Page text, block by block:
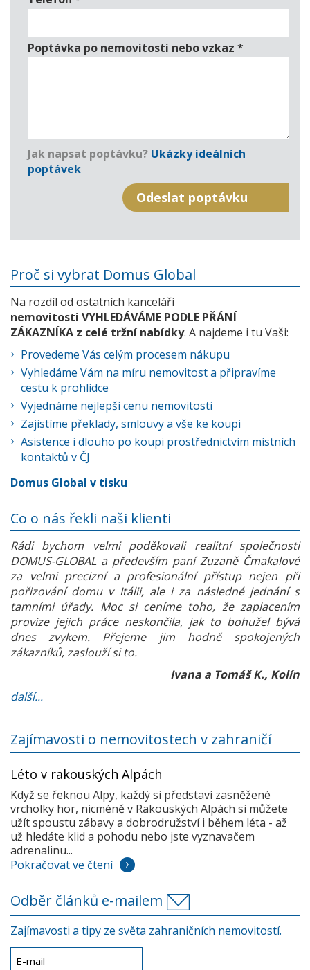
Poptávka po nemovitosti nebo vzkaz *
Jak napsat poptávku? Ukázky ideálních
poptávek
Proč si vybrat Domus Global
Na rozdíl od ostatních kanceláří
nemovitosti VYHLEDÁVÁME PODLE PŘÁNÍ
ZÁKAZNÍKA z celé tržní nabídky. A najdeme i tu Vaši:
Provedeme Vás celým procesem nákupu
Vyhledáme Vám na míru nemovitost a připravíme
cestu k prohlídce
Vyjednáme nejlepší cenu nemovitosti
Zajistíme překlady, smlouvy a vše ke koupi
Asistence i dlouho po koupi prostřednictvím místních
kontaktů v ČJ
Domus Global v tisku
Co o nás řekli naši klienti
Rádi bychom velmi poděkovali realitní společnosti
DOMUS-GLOBAL a především paní Zuzaně Čmakalové
za velmi precizní a profesionální přístup nejen při
pořizování domu v Itálii, ale i za následné jednání s
tamními úřady. Moc si ceníme toho, že zaplacením
provize jejich práce neskončila, jak to bohužel bývá
dnes zvykem. Přejeme jim hodně spokojených
zákazníků, zaslouží si to.
Ivana a Tomáš K., Kolín
další...
Zajímavosti o nemovitostech v zahraničí
Léto v rakouských Alpách
Když se řeknou Alpy, každý si představí zasněžené
vrcholky hor, nicméně v Rakouských Alpách si můžete
užít spoustu zábavy a dobrodružství i během léta - až
už hledáte klid a pohodu nebo jste vyznavačem
adrenalinu...
Pokračovat ve čtení
Odběr článků e-mailem
Zajímavosti a tipy ze světa zahraničních nemovitostí.